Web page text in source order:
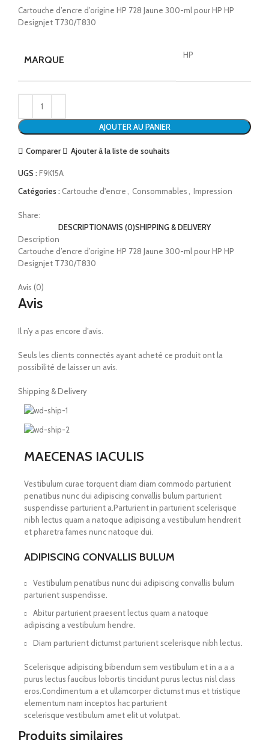
Cartouche d’encre d’origine HP 728 Jaune 300-ml pour HP HP
Designjet T730/T830
MARQUE HP
AJOUTER AU PANIER
Comparer Ajouter à la liste de souhaits
UGS :F9K15A
Catégories : Cartouche d'encre, Consommables, Impression
Share:
DESCRIPTIONAVIS (0)SHIPPING & DELIVERY
Description
Cartouche d’encre d’origine HP 728 Jaune 300-ml pour HP HP
Designjet T730/T830
Avis (0)
Avis
Il n’y a pas encore d’avis.
Seuls les clients connectés ayant acheté ce produit ont la
possibilité de laisser un avis.
Shipping & Delivery
MAECENAS IACULIS
Vestibulum curae torquent diam diam commodo parturient
penatibus nunc dui adipiscing convallis bulum parturient
suspendisse parturient a.Parturient in parturient scelerisque
nibh lectus quam a natoque adipiscing a vestibulum hendrerit
et pharetra fames nunc natoque dui.
ADIPISCING CONVALLIS BULUM
Vestibulum penatibus nunc dui adipiscing convallis bulum
parturient suspendisse.
Abitur parturient praesent lectus quam a natoque
adipiscing a vestibulum hendre.
Diam parturient dictumst parturient scelerisque nibh lectus.
Scelerisque adipiscing bibendum sem vestibulum et in a a a
purus lectus faucibus lobortis tincidunt purus lectus nisl class
eros.Condimentum a et ullamcorper dictumst mus et tristique
elementum nam inceptos hac parturient
scelerisque vestibulum amet elit ut volutpat.
Produits similaires